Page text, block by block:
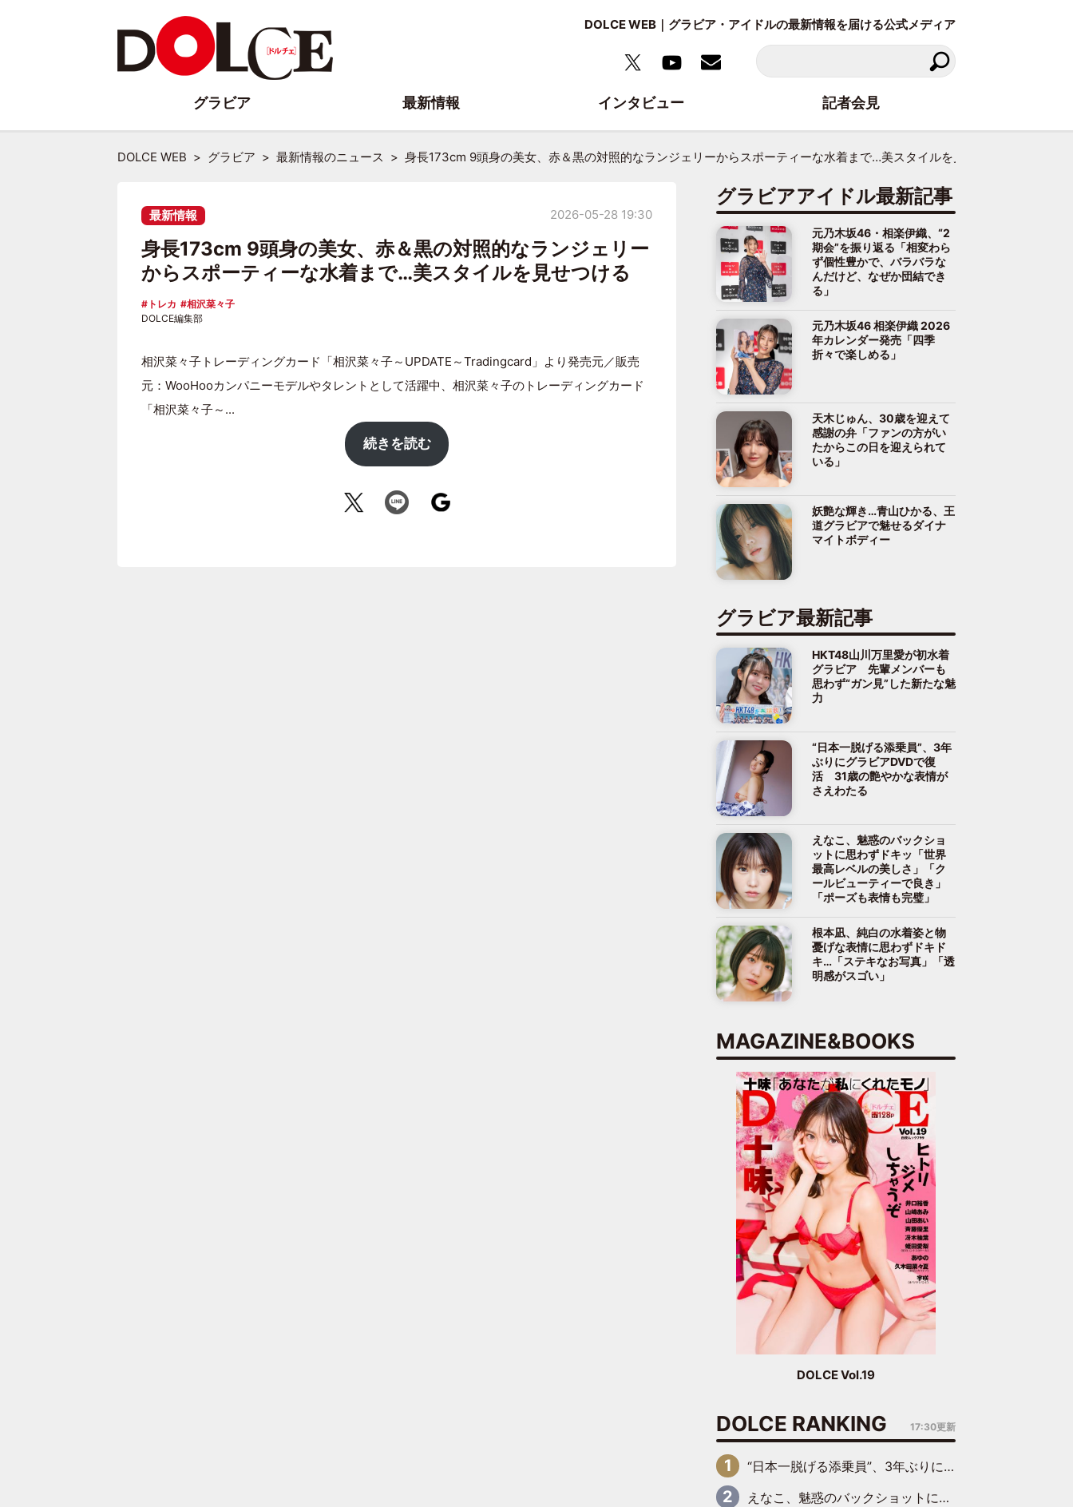
DOLCE WEB｜グラビア・アイドルの最新情報を届ける公式メディア
DOLCE WEB グラビア 最新情報のニュース 身長173cm 9頭身の美女、赤＆黒の対照的なランジェリーからスポーティーな水着まで…美スタイルを見せつける
最新情報 2026-05-28 19:30
身長173cm 9頭身の美女、赤＆黒の対照的なランジェリー
からスポーティーな水着まで…美スタイルを見せつける
トレカ
相沢菜々子
DOLCE編集部
相沢菜々子トレーディングカード「相沢菜々子～UPDATE～Tradingcard」より発売元／販売
元：WooHooカンパニーモデルやタレントとして活躍中、相沢菜々子のトレーディングカード
「相沢菜々子～...
続きを読む
グラビアアイドル最新記事
元乃木坂46・相楽伊織、“2
期会”を振り返る「相変わら
ず個性豊かで、バラバラな
んだけど、なぜか団結でき
る」
元乃木坂46 相楽伊織 2026
年カレンダー発売「四季
折々で楽しめる」
天木じゅん、30歳を迎えて
感謝の弁「ファンの方がい
たからこの日を迎えられて
いる」
妖艶な輝き…青山ひかる、王
道グラビアで魅せるダイナ
マイトボディー
グラビア最新記事
HKT48山川万里愛が初水着
グラビア 先輩メンバーも
思わず“ガン見”した新たな魅
力
“日本一脱げる添乗員”、3年
ぶりにグラビアDVDで復
活 31歳の艶やかな表情が
さえわたる
えなこ、魅惑のバックショ
ットに思わずドキッ「世界
最高レベルの美しさ」「ク
ールビューティーで良き」
「ポーズも表情も完璧」
根本凪、純白の水着姿と物
憂げな表情に思わずドキド
キ…「ステキなお写真」「透
明感がスゴい」
MAGAZINE&BOOKS
DOLCE Vol.19
DOLCE RANKING 17:30更新
“日本一脱げる添乗員”、3年ぶりにグラビアDVDで復活 31歳の艶やかな表情がさえわたる
えなこ、魅惑のバックショットに思わずドキッ「世界最高レベルの美しさ」「クールビューティーで良き」「ポーズも表情も完璧」
グラビア 最新情報 インタビュー 記者会見